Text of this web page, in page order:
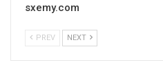
sxemy.com
PREV NEXT